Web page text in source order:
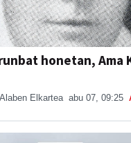
honetan, Ama
Elkartea abu 07, 09:25